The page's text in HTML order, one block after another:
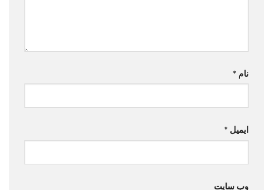
نام *
ایمیل *
وب‌ سایت